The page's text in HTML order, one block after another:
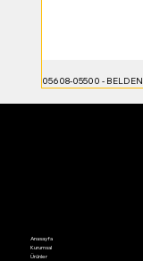
05608-05500 -
Anasayfa
Kurumsal
Ürünler